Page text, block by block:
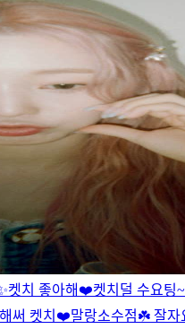
켓치 좋아해❤️켓치덜 수요팅
써 켓치❤️말랑소수점☘️ 잘자